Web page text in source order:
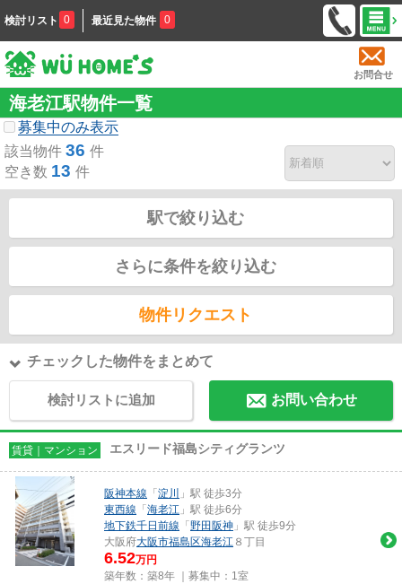
検討リスト 0 最近見た物件 0
お問合せ
海老江駅物件一覧
募集中のみ表示
該当物件 36 件
空き数 13 件
駅で絞り込む
さらに条件を絞り込む
物件リクエスト
チェックした物件をまとめて
検討リストに追加 お問い合わせ
賃貸｜マンション エスリード福島シティグランツ
阪神本線 「 淀川
」駅 徒歩3分
東西線 「 海老江 」駅 徒歩6分
地下鉄千日前線 「 野田阪神 」駅 徒歩9分
大阪府大阪市福島区海老江 ８丁目
6.52万円
築年数：築8年 ｜募集中： 1室